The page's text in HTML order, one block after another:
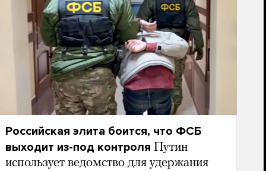
Российская элита боится, что ФСБ
выходит из-под контроля Путин
использует ведомство для удержания